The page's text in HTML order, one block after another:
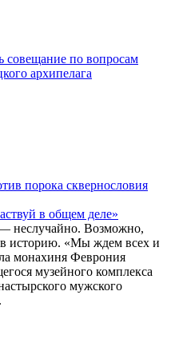
совещание по вопросам
архипелага
порока сквернословия
в общем деле»
неслучайно. Возможно,
историю. «Мы ждем всех и
монахиня Феврония
музейного комплекса
мужского